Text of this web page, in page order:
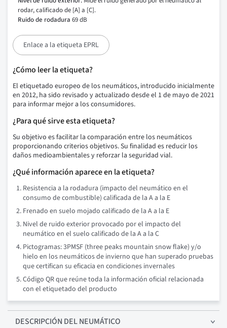
rodar, calificado de [A] a [C].
Ruido de rodadura 69 dB
Enlace a la etiqueta EPRL
¿Cómo leer la etiqueta?
El etiquetado europeo de los neumáticos, introducido inicialmente
en 2012, ha sido revisado y actualizado desde el 1 de mayo de 2021
para informar mejor a los consumidores.
¿Para qué sirve esta etiqueta?
Su objetivo es facilitar la comparación entre los neumáticos
proporcionando criterios objetivos. Su finalidad es reducir los
daños medioambientales y reforzar la seguridad vial.
¿Qué información aparece en la etiqueta?
Resistencia a la rodadura (impacto del neumático en el
consumo de combustible) calificada de la A a la E
Frenado en suelo mojado calificado de la A a la E
Nivel de ruido exterior provocado por el impacto del
neumático en el suelo calificado de la A a la C
Pictogramas: 3PMSF (three peaks mountain snow flake) y/o
hielo en los neumáticos de invierno que han superado pruebas
que certifican su eficacia en condiciones invernales
Código QR que reúne toda la información oficial relacionada
con el etiquetado del producto
DESCRIPCIÓN DEL NEUMÁTICO